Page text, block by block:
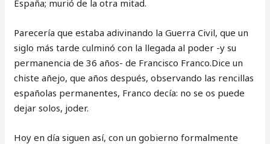
España; murió de la otra mitad.
Parecería que estaba adivinando la Guerra Civil, que un
siglo más tarde culminó con la llegada al poder -y su
permanencia de 36 años- de Francisco Franco.Dice un
chiste añejo, que años después, observando las rencillas
españolas permanentes, Franco decía: no se os puede
dejar solos, joder.
Hoy en día siguen así, con un gobierno formalmente